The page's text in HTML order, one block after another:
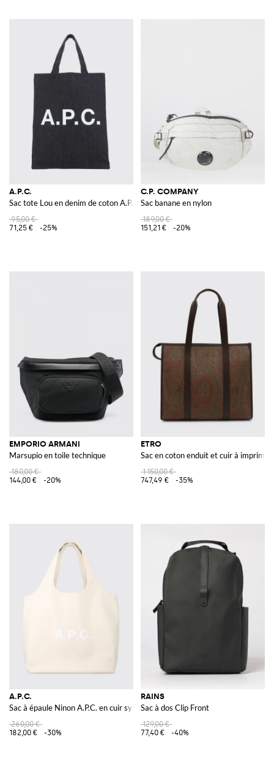
A.P.C.
Sac tote Lou en denim de coton A.P.C.
95,00 €
71,25 €
-25%
C.P. COMPANY
Sac banane en nylon
189,00 €
151,21 €
-20%
EMPORIO ARMANI
Marsupio en toile technique
180,00 €
144,00 €
-20%
ETRO
Sac en coton enduit et cuir à imprimé
1 150,00 €
747,49 €
-35%
A.P.C.
Sac à épaule Ninon A.P.C. en cuir synthétique
260,00 €
182,00 €
-30%
RAINS
Sac à dos Clip Front
129,00 €
77,40 €
-40%